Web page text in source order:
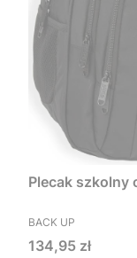
Plecak szkolny
PRODUCENT
BACK UP
Cena
134,95 zł